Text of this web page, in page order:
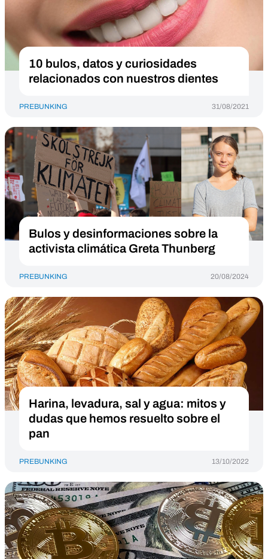
10 bulos, datos y curiosidades
relacionados con nuestros dientes
PREBUNKING 31/08/2021
Bulos y desinformaciones sobre la
activista climática Greta Thunberg
PREBUNKING 20/08/2024
Harina, levadura, sal y agua: mitos y
dudas que hemos resuelto sobre el
pan
PREBUNKING 13/10/2022